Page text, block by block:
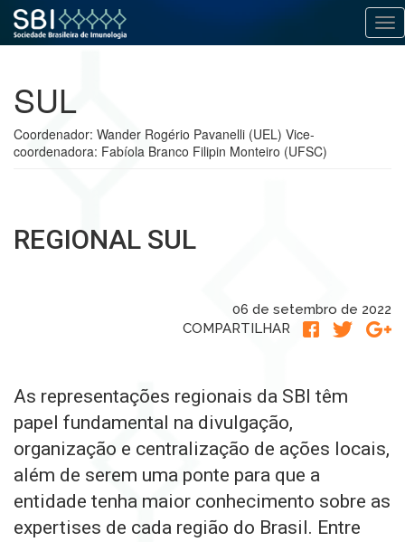
o
conteúdo
SUL
Coordenador: Wander Rogério Pavanelli (UEL) Vice-
coordenadora: Fabíola Branco Filipin Monteiro (UFSC)
REGIONAL SUL
06 de setembro de 2022
COMPARTILHAR
As representações regionais da SBI têm
papel fundamental na divulgação,
organização e centralização de ações locais,
além de serem uma ponte para que a
entidade tenha maior conhecimento sobre as
expertises de cada região do Brasil. Entre